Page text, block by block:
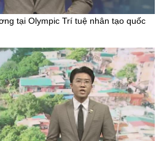
tại Olympic Trí tuệ nhân tạo quốc